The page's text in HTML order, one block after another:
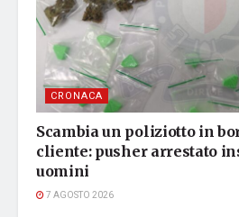
CRONACA
Scambia un poliziotto in
cliente: pusher arrestato
uomini
7 AGOSTO 2026